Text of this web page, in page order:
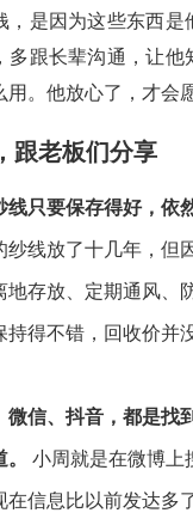
，是因为这些东西是
多跟长辈沟通，让他
用。他放心了，才会
跟老板们分享
线只要保存得好，依
纱线放了十几年，但
存放、定期通风、
持得不错，回收价并
微信、抖音，都是找
小周就是在微博上
在信息比以前发达多